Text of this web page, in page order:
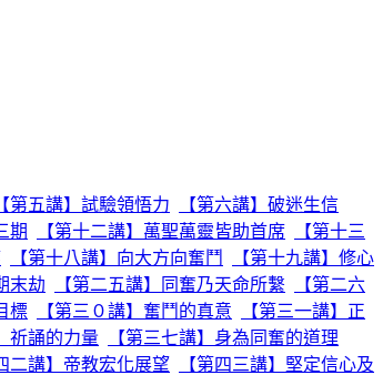
【第五講】試驗領悟力
【第六講】破迷生信
期 【第十二講】萬聖萬靈皆助首席
【第十三
【第十八講】向大方向奮鬥
【第十九講】修心
末劫 【第二五講】同奮乃天命所繫
【第二六
標 【第三０講】奮鬥的真意
【第三一講】正
祈誦的力量
【第三七講】身為同奮的道理
二講】帝教宏化展望
【第四三講】堅定信心及